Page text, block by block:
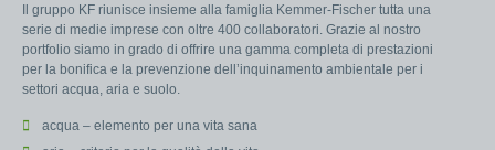
Il gruppo KF riunisce insieme alla famiglia Kemmer-Fischer tutta una
serie di medie imprese con oltre 400 collaboratori. Grazie al nostro
portfolio siamo in grado di offrire una gamma completa di prestazioni
per la bonifica e la prevenzione dell’inquinamento ambientale per i
settori acqua, aria e suolo.
acqua – elemento per una vita sana